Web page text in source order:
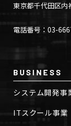
東京都千代田区内
電話番号：03-
BUSINESS
システム開発事
ITスクール事業